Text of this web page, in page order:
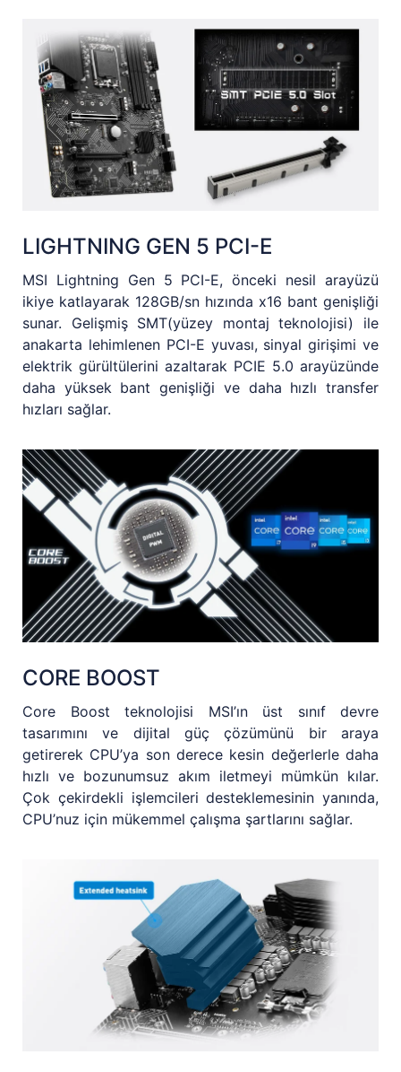
LIGHTNING GEN 5 PCI-E
MSI Lightning Gen 5 PCI-E, önceki nesil arayüzü
ikiye katlayarak 128GB/sn hızında x16 bant genişliği
sunar. Gelişmiş SMT(yüzey montaj teknolojisi) ile
anakarta lehimlenen PCI-E yuvası, sinyal girişimi ve
elektrik gürültülerini azaltarak PCIE 5.0 arayüzünde
daha yüksek bant genişliği ve daha hızlı transfer
hızları sağlar.
CORE BOOST
Core Boost teknolojisi MSI’ın üst sınıf devre
tasarımını ve dijital güç çözümünü bir araya
getirerek CPU’ya son derece kesin değerlerle daha
hızlı ve bozunumsuz akım iletmeyi mümkün kılar.
Çok çekirdekli işlemcileri desteklemesinin yanında,
CPU’nuz için mükemmel çalışma şartlarını sağlar.